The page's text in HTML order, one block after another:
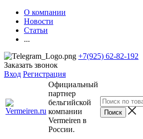
О компании
Новости
Статьи
...
+7(925) 62-82-192
Заказать звонок
Вход Регистрация
Официальный
партнер
бельгийской
компании
Vermeiren в
России.